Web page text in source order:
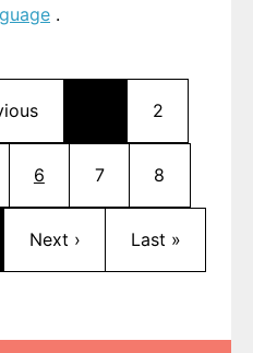
.
Pagination
page Page
2
Current page
6 Page
7 Page
8
Next page
Next › Last page
Last »